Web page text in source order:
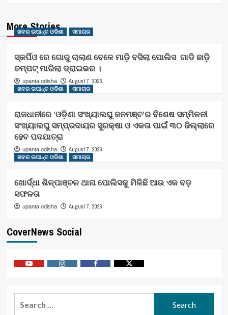
More Stories
ଖବର ଉପାନ୍ତ ଓଡିଶା ସମାଚାର
ସ୍କର୍ପିଓ ରେ ଗୋରୁ ଚାଲାଣ ବେଳେ ମାଡ଼ି ବସିଲା ପୋଲିସ ଗାଡି ଛାଡ଼ି
ଚମ୍ପଟ୍ ମାରିଲା ଡ୍ରାଇଭର ।
upanta odisha
August 7, 2026
ଖବର ଉପାନ୍ତ ଓଡିଶା
ସମାଚାର
ରାଜଧାନୀରେ ‘ଓଡ଼ିଶା ସଂଖ୍ୟାଲଘୁ ଜନମଞ୍ଚ’ର ବିଶେଷ ସମ୍ମିଳନୀ
ସଂଖ୍ୟାଲଘୁ ସମ୍ପ୍ରଦାୟର ସୁରକ୍ଷା ଓ ଏକତା ପାଇଁ ୩୦ ଜିଲ୍ଲାରେ
ହେବ ପଦଯାତ୍ରା
upanta odisha
August 7, 2026
ଖବର ଉପାନ୍ତ ଓଡିଶା
ସମାଚାର
ଖୋର୍ଦ୍ଧା ଶିଳ୍ପାଞ୍ଚଳ ଥାନା ପୋଲିସକୁ ମିଳିଛି ଆଉ ଏକ ବଡ଼
ସଫଳତା
upanta odisha August 7, 2026
CoverNews Social